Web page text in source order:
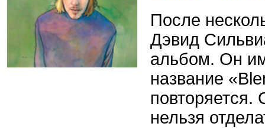
После
Дэвид
альбом. Он
название
нельзя